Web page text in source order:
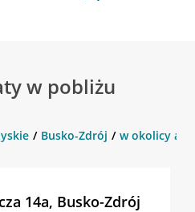
w pobliżu
Busko-Zdrój w okolicy al.
14a, Busko-Zdrój